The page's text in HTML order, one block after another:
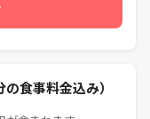
おいてください。
食事料金込み）